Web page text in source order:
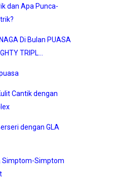
dan Apa Punca-
Di Bulan PUASA
TRIPL...
Cantik dengan
dengan GLA
Simptom-Simptom